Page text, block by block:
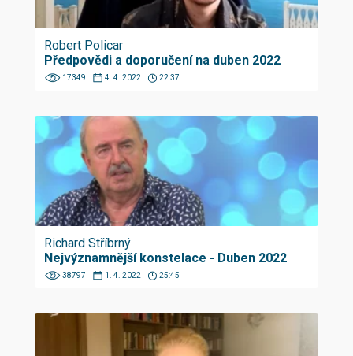
Robert Policar
Předpovědi a doporučení na duben 2022
17349 4. 4. 2022 22:37
Richard Stříbrný
Nejvýznamnější konstelace - Duben 2022
38797 1. 4. 2022 25:45